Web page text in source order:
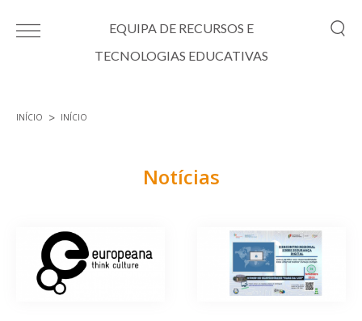
EQUIPA DE RECURSOS E
TECNOLOGIAS EDUCATIVAS
INÍCIO INÍCIO
Notícias
Páginas